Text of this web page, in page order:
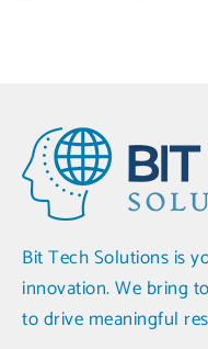
Bit Tech Solutions is
innovation. We bring
to drive meaningful